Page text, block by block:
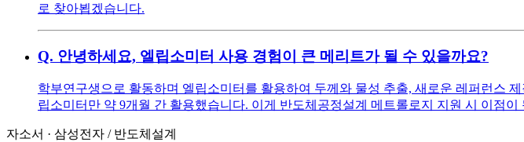
로 찾아뵙겠습니다.
Q. 안녕하세요, 엘립소미터 사용 경험이 큰 메리트가 될 수 있을까요?
학부연구생으로 활동하며 엘립소미터를 활용하여 두께와 물성 추출, 새로운 레퍼런스
립소미터만 약 9개월 간 활용했습니다. 이게 반도체공정설계 메트롤로지 지원 시 이점
자소서 · 삼성전자 / 반도체설계